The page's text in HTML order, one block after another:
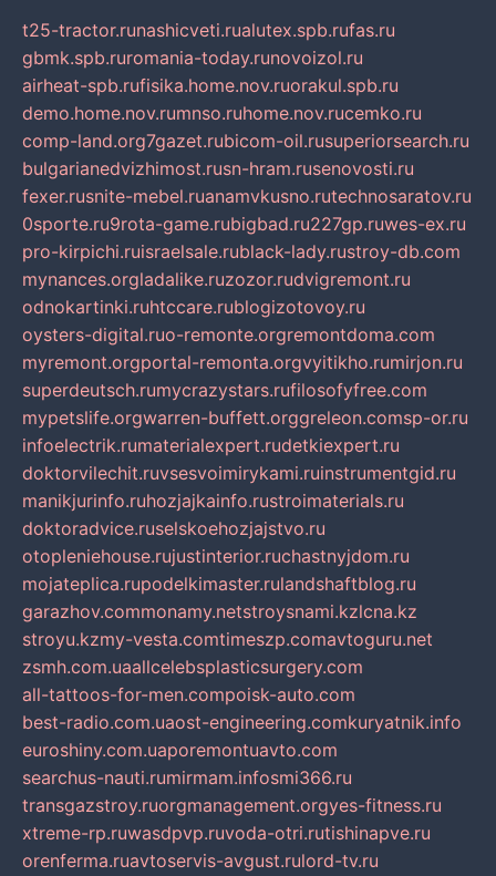
t25-tractor.runashicveti.rualutex.spb.rufas.ru
gbmk.spb.ruromania-today.runovoizol.ru
airheat-spb.rufisika.home.nov.ruorakul.spb.ru
demo.home.nov.rumnso.ruhome.nov.rucemko.ru
comp-land.org7gazet.rubicom-oil.rusuperiorsearch.ru
bulgarianedvizhimost.rusn-hram.rusenovosti.ru
fexer.rusnite-mebel.ruanamvkusno.rutechnosaratov.ru
0sporte.ru9rota-game.rubigbad.ru227gp.ruwes-ex.ru
pro-kirpichi.ruisraelsale.rublack-lady.rustroy-db.com
mynances.orgladalike.ruzozor.rudvigremont.ru
odnokartinki.ruhtccare.rublogizotovoy.ru
oysters-digital.ruo-remonte.orgremontdoma.com
myremont.orgportal-remonta.orgvyitikho.rumirjon.ru
superdeutsch.rumycrazystars.rufilosofyfree.com
mypetslife.orgwarren-buffett.orggreleon.comsp-or.ru
infoelectrik.rumaterialexpert.rudetkiexpert.ru
doktorvilechit.ruvsesvoimirykami.ruinstrumentgid.ru
manikjurinfo.ruhozjajkainfo.rustroimaterials.ru
doktoradvice.ruselskoehozjajstvo.ru
otopleniehouse.rujustinterior.ruchastnyjdom.ru
mojateplica.rupodelkimaster.rulandshaftblog.ru
garazhov.commonamy.netstroysnami.kzlcna.kz
stroyu.kzmy-vesta.comtimeszp.comavtoguru.net
zsmh.com.uaallcelebsplasticsurgery.com
all-tattoos-for-men.compoisk-auto.com
best-radio.com.uaost-engineering.comkuryatnik.info
euroshiny.com.uaporemontuavto.com
searchus-nauti.rumirmam.infosmi366.ru
transgazstroy.ruorgmanagement.orgyes-fitness.ru
xtreme-rp.ruwasdpvp.ruvoda-otri.rutishinapve.ru
orenferma.ruavtoservis-avgust.rulord-tv.ru